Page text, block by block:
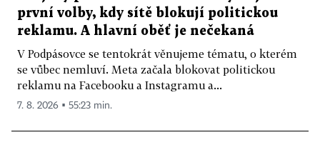
první volby, kdy sítě blokují politickou
reklamu. A hlavní oběť je nečekaná
V Podpásovce se tentokrát věnujeme tématu, o kterém
se vůbec nemluví. Meta začala blokovat politickou
reklamu na Facebooku a Instagramu a...
7. 8. 2026 ▪ 55:23 min.